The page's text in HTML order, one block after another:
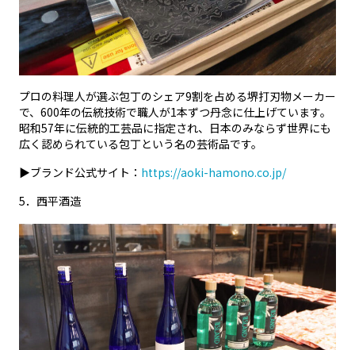
プロの料理人が選ぶ包丁のシェア9割を占める堺打刃物メーカー
で、600年の伝統技術で職人が1本ずつ丹念に仕上げています。
昭和57年に伝統的工芸品に指定され、日本のみならず世界にも
広く認められている包丁という名の芸術品です。
▶ブランド公式サイト： https://aoki-hamono.co.jp/
5．西平酒造